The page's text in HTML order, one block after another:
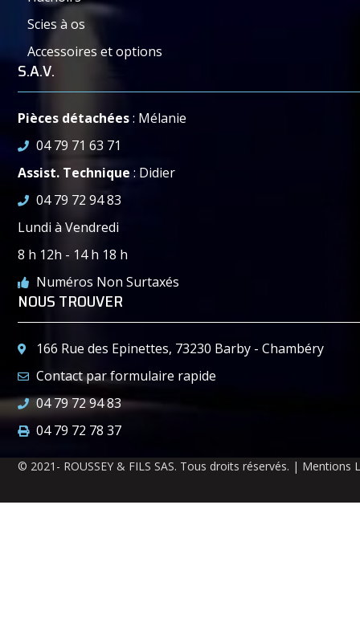
Scies à os
Accessoires et options
S.A.V.
Pièces détachées: Mélanie
04 79 71 63 71
Assist. Technique : Didier
04 79 72 94 83
Lundi à Vendredi
8 h 12h - 14 h 18 h
Numéros Non Surtaxés
NOUS TROUVER
166 Rue des Epinettes, 73230 Barby - Chambéry
Contact par formulaire rapide
04 79 72 94 83
04 79 72 78 37
© 2021- ROUSSEY & FILS SAS. Tous droits réservés. | Mentions